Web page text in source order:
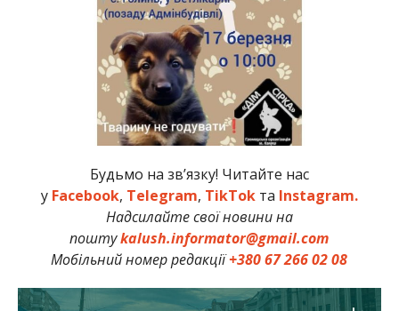
Будьмо на зв’язку! Читайте нас
у Facebook, Telegram, TikTokта Instagram.
Надсилайте свої новини на
поштуkalush.informator@gmail.com
Мобільний номер редакції+380 67 266 02 08